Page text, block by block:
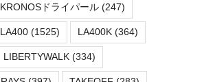
KRONOSドライパール (247)
LA400 (1525) LA400K (364)
LIBERTYWALK (334)